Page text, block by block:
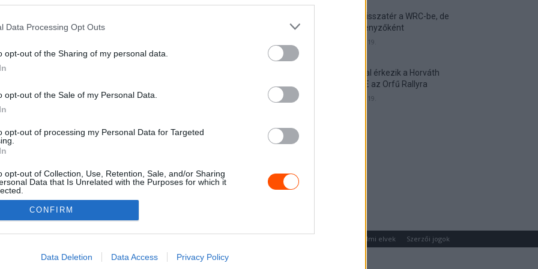
Data Processing Opt Outs
opt-out of the Sharing of my personal data.
opt-out of the Sale of my Personal Data.
opt-out of processing my Personal Data for Targeted
opt-out of Collection, Use, Retention, Sale, and/or Sharing
Data that Is Unrelated with the Purposes for which it
allow Google to enable storage related to advertising like cookies on
CONFIRM
Data Deletion Data Access Privacy Policy
Munster visszatér a WRC-be, de
nem versenyzőként
2026. április 19.
Hat autóval érkezik a Horváth
Rallye ASE az Orfű Rallyra
2026. április 19.
Adatvédelmi elvek Szerzői jogok